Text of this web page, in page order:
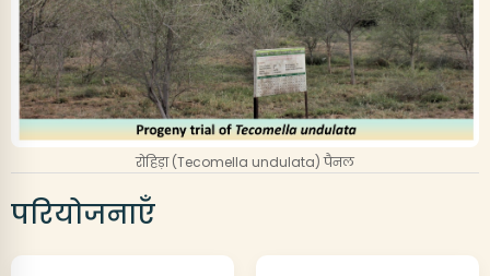
रोहिड़ा (Tecomella undulata) पैनल
परियोजनाएँ